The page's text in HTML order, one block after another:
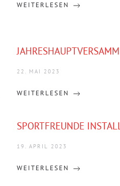
WEITERLESEN
22. MAI 2023
WEITERLESEN
SPORTFREUNDE
19. APRIL 2023
WEITERLESEN